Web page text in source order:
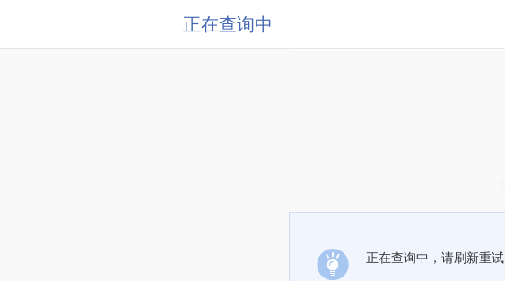
正在查询中
正在查询中，请刷新重试